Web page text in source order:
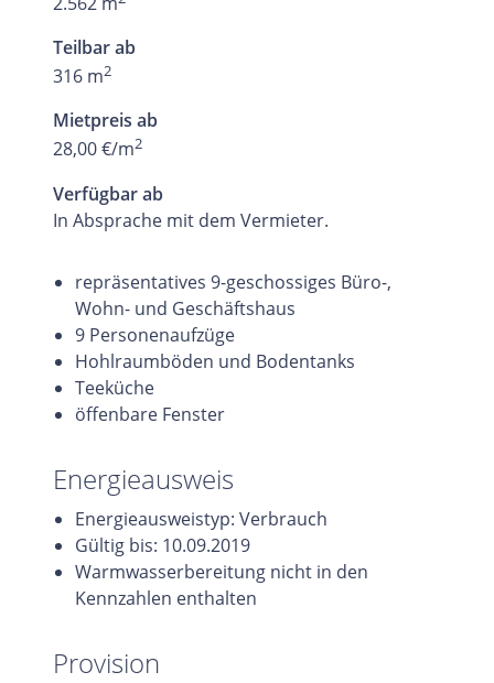
Teilbar ab
316 m2
Mietpreis ab
28,00 €/m2
Verfügbar ab
In Absprache mit dem Vermieter.
repräsentatives 9-geschossiges Büro-,
Wohn- und Geschäftshaus
9 Personenaufzüge
Hohlraumböden und Bodentanks
Teeküche
öffenbare Fenster
Energieausweis
Energieausweistyp: Verbrauch
Gültig bis: 10.09.2019
Warmwasserbereitung nicht in den
Kennzahlen enthalten
Provision